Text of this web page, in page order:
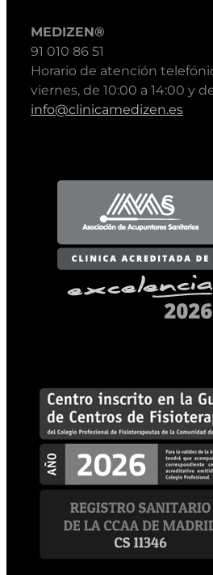
MEDIZEN®
91 010 86 51
Horario de atención
viernes, de 10:00 a 14:00 y
info@clinicamedizen.es